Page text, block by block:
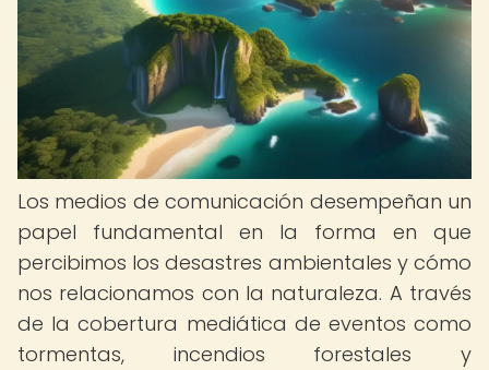
Los medios de comunicación desempeñan un
papel fundamental en la forma en que
percibimos los desastres ambientales y cómo
nos relacionamos con la naturaleza. A través
de la cobertura mediática de eventos como
tormentas, incendios forestales y